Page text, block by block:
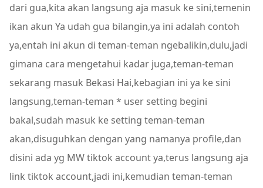
dari gua,kita akan langsung aja masuk ke sini,temenin
ikan akun Ya udah gua bilangin,ya ini adalah contoh
ya,entah ini akun di teman-teman ngebalikin,dulu,jadi
gimana cara mengetahui kadar juga,teman-teman
sekarang masuk Bekasi Hai,kebagian ini ya ke sini
langsung,teman-teman * user setting begini
bakal,sudah masuk ke setting teman-teman
akan,disuguhkan dengan yang namanya profile,dan
disini ada yg MW tiktok account ya,terus langsung aja
link tiktok account,jadi ini,kemudian teman-teman